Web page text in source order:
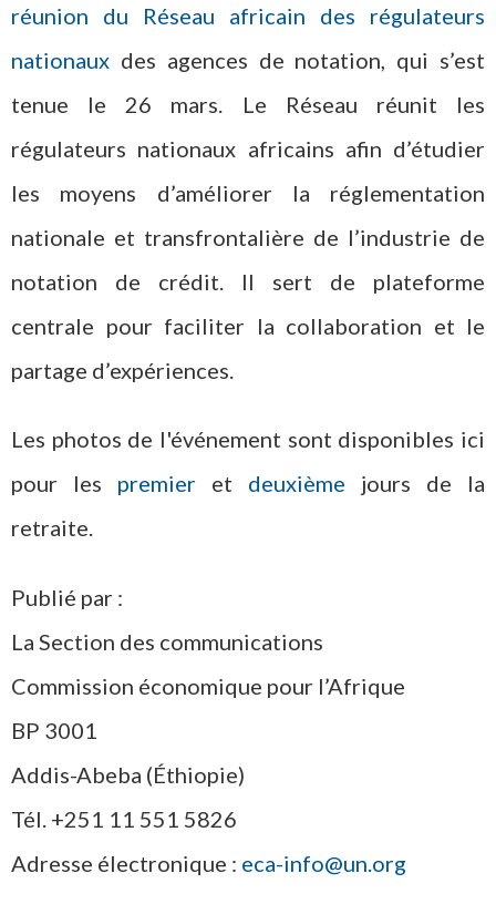
réunion du Réseau africain des régulateurs
nationaux des agences de notation, qui s’est
tenue le 26 mars. Le Réseau réunit les
régulateurs nationaux africains afin d’étudier
les moyens d’améliorer la réglementation
nationale et transfrontalière de l’industrie de
notation de crédit. Il sert de plateforme
centrale pour faciliter la collaboration et le
partage d’expériences.
Les photos de l'événement sont disponibles ici
pour les premier et deuxième jours de la
retraite.
Publié par :
La Section des communications
Commission économique pour l’Afrique
BP 3001
Addis-Abeba (Éthiopie)
Tél. +251 11 551 5826
Adresse électronique : eca-info@un.org